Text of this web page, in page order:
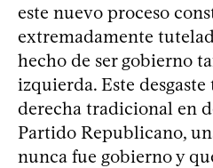
este nuevo proceso
extremadamente
hecho de ser gobierno
izquierda. Este
derecha tradicional en
Partido Republicano,
nunca fue gobierno y